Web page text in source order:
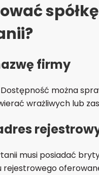
firmy
można
wrażliwych lub
musi posiadać
rejestrowego